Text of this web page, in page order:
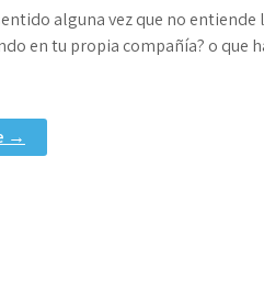
alguna vez que no entiende
en tu propia compañía? o que
→